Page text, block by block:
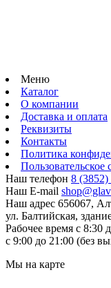
Меню
Каталог
О компании
Доставка и оплата
Реквизиты
Контакты
Политика
Пользовательское
Наш телефон 8 (3852)
Наш E-mail
Наш адрес 656067,
ул. Балтийская,
Рабочее время с 8:30
с 9:00 до 21:00 (без
Мы на карте